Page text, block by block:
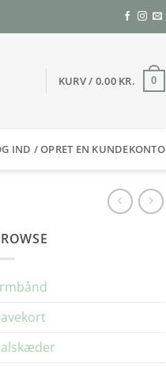
KURV / 0.00 KR. 0
IND / OPRET EN KUNDEKONTO